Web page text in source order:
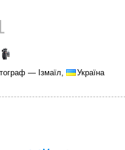
— Ізмаїл, Україна